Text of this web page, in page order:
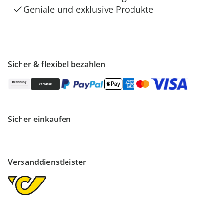
Sicher & flexibel bezahlen
Sicher einkaufen
Versanddienstleister
Geniale und exklusive Produkte